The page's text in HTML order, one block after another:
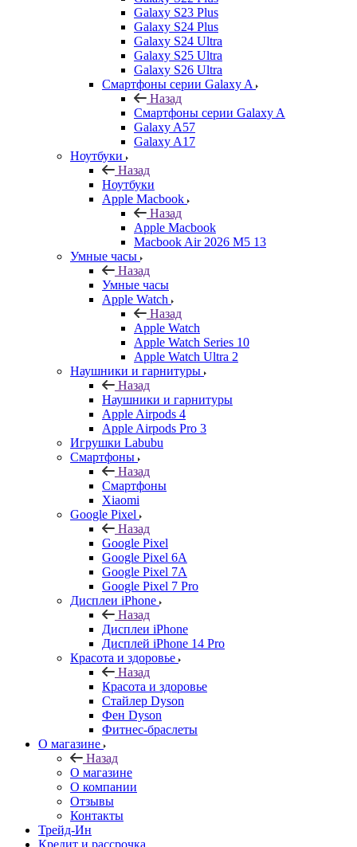
Galaxy S23 Plus
Galaxy S24 Plus
Galaxy S24 Ultra
Galaxy S25 Ultra
Galaxy S26 Ultra
Смартфоны серии Galaxy A
Назад
Смартфоны серии Galaxy A
Galaxy A57
Galaxy A17
Ноутбуки
Назад
Ноутбуки
Apple Macbook
Назад
Apple Macbook
Macbook Air 2026 M5 13
Умные часы
Назад
Умные часы
Apple Watch
Назад
Apple Watch
Apple Watch Series 10
Apple Watch Ultra 2
Наушники и гарнитуры
Назад
Наушники и гарнитуры
Apple Airpods 4
Apple Airpods Pro 3
Игрушки Labubu
Смартфоны
Назад
Смартфоны
Xiaomi
Google Pixel
Назад
Google Pixel
Google Pixel 6A
Google Pixel 7А
Google Pixel 7 Pro
Дисплеи iPhone
Назад
Дисплеи iPhone
Дисплей iPhone 14 Pro
Красота и здоровье
Назад
Красота и здоровье
Стайлер Dyson
Фен Dyson
Фитнес-браслеты
О магазине
Назад
О магазине
О компании
Отзывы
Контакты
Трейд-Ин
Кредит и рассрочка